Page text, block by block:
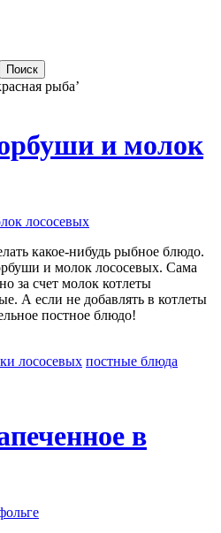
Поиск
рыба’
и молок
какое-нибудь рыбное блюдо.
и молок лососевых. Сама
за счет молок котлеты
А если не добавлять в котлеты
постное блюдо!
лососевых постные блюда
в